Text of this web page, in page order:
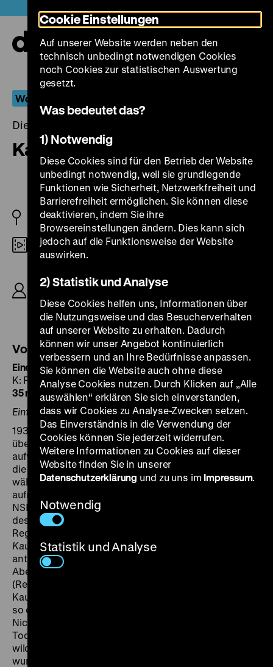
zum
Seiteninhalt
springen
Wo Leidenschaft wie Feuer brennt
Dienstag, 10. Juni 2014, 20.00 - 00.00 Uhr
Kautschuk
D 1938
35mm
von Salomon, K: Willy Winterstein, Edgar
Eichhorn, D: René Deltgen, Vera von Langen,
Gustav Diessl, Hans Nielsen, 104’
Vorprogramm:
Eine brasilianische RhapsodieD 1939; R: Gero Priemel,
K: Franz Eichhorn, Edgar Eichhorn, Oskar A. Bayer, 12’ ·
35 mm
Einführung: Daniel Wiegand
1938 feiern in Deutschland gleich zwei große Filme
über Brasilien Premiere. Im März gelangt der
aufwändige Dokumentarfilm Rätsel der Urwaldhölle
die Kinos, den Otto Schulz-Kampfhenkel 1935 bis 1937
während der Deutschen Amazonas-Jary-Expedition
aufnahm. Das von der Auslandsorganisation der
NSDAP geförderte Unternehmen zeigt den Vormarsch
des Hakenkreuzes in die letzten unerforschten
Regionen der Welt. Im November startet dann auch
Kautschukin den Berliner Kinos, als draußen gerade
antijüdische Pogrome stattfinden. Der packende
Abenteuerfilm erzählt vom Engländer Henry Wickham
(René Deltgen), der 1876 nach Brasilien reist, um
Kautschuk-Samen außer Landes zu schmuggeln und
so das brasilianische Gummi-Monopol zu brechen.
Nicht allein steht die Ausfuhr der Samen unter
Todesstrafe, Wickham bekommt es obendrein mit
wilden Tieren und Giftpfeilen zu tun. Besonders gelobt
wurden die atemberaubenden, in die Spielhandlung
Cookie Einstellungen
Auf unserer Website werden neben den
technisch unbedingt notwendigen Cookies
noch Cookies zur statistischen Auswertung
gesetzt.
Was bedeutet das?
1) Notwendig
Diese Cookies sind für den Betrieb der Website
unbedingt notwendig, weil sie grundlegende
Funktionen wie Sicherheit, Netzwerkfreiheit und
Barrierefreiheit ermöglichen. Sie können diese
deaktivieren, indem Sie ihre
Browsereinstellungen ändern. Dies kann sich
jedoch auf die Funktionsweise der Website
auswirken.
2) Statistik und Analyse
Diese Cookies helfen uns, Informationen über
die Nutzungsweise und das Besucherverhalten
auf unserer Website zu erhalten. Dadurch
können wir unser Angebot kontinuierlich
verbessern und an Ihre Bedürfnisse anpassen.
Sie können die Website auch ohne diese
Analyse Cookies nutzen. Durch Klicken auf „Alle
auswählen“ erklären Sie sich einverstanden,
dass wir Cookies zu Analyse-Zwecken setzen.
Das Einverständnis in die Verwendung der
Cookies können Sie jederzeit widerrufen.
Weitere Informationen zu Cookies auf dieser
Website finden Sie in unserer
Datenschutzerklärung und zu uns im Impressum.
Notwendig
Statistik und Analyse